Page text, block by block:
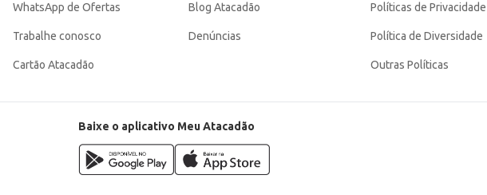
WhatsApp de Ofertas
Trabalhe conosco
Cartão Atacadão
Blog Atacadão
Denúncias
Políticas de Privacidade
Política de Diversidade
Outras Políticas
Baixe o aplicativo Meu Atacadão